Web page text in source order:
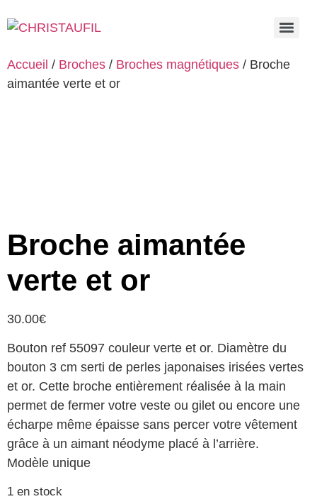
Accueil / Broches / Broches magnétiques / Broche
aimantée verte et or
Broche aimantée
verte et or
30.00€
Bouton ref 55097 couleur verte et or. Diamètre du
bouton 3 cm serti de perles japonaises irisées vertes
et or. Cette broche entièrement réalisée à la main
permet de fermer votre veste ou gilet ou encore une
écharpe même épaisse sans percer votre vêtement
grâce à un aimant néodyme placé à l’arrière.
Modèle unique
1 en stock